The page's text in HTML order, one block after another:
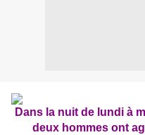
Dans la nuit de lundi à
deux hommes ont